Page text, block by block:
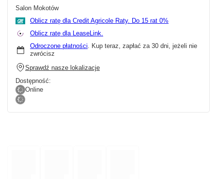
Salon Mokotów
Oblicz ratę dla Credit Agricole Raty.
Oblicz ratę dla LeaseLink.
Odroczone płatności. Kup teraz, zapłać za 30 dni, jeżeli nie
zwrócisz
Sprawdź nasze lokalizacje
Dostępność:
Online